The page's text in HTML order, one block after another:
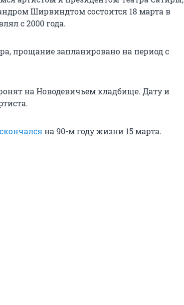
Ширвиндтом состоится 18 марта в
с 2000 года.
прощание запланировано на период с
на Новодевичьем кладбище. Дату и
скончалсяна 90-м году жизни 15 марта.